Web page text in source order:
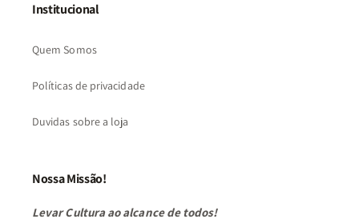
Institucional
Quem Somos
Políticas de privacidade
Duvidas sobre a loja
Nossa Missão!
Levar Cultura ao alcance de todos!